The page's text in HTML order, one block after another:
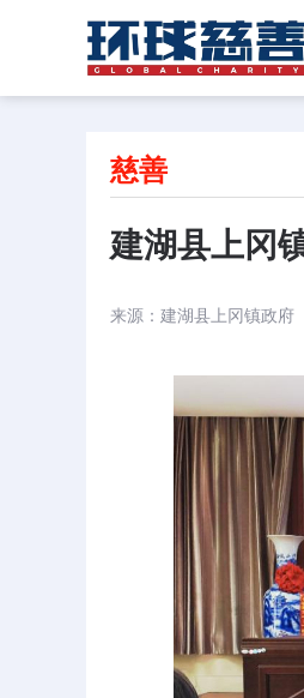
慈善
建湖县上冈
来源： 建湖县上冈镇政府